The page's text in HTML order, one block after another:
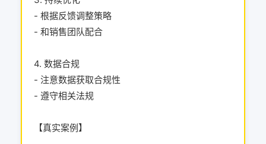
- 根据反馈调整策略
- 和销售团队配合
4. 数据合规
- 注意数据获取合规性
- 遵守相关法规
【真实案例】